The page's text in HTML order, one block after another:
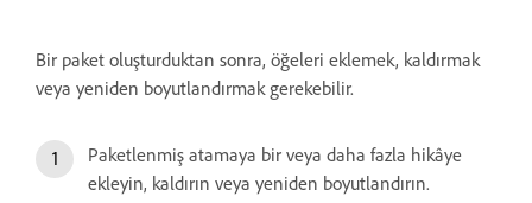
Bir paket oluşturduktan sonra, öğeleri eklemek, kaldırmak
veya yeniden boyutlandırmak gerekebilir.
Paketlenmiş atamaya bir veya daha fazla hikâye
ekleyin, kaldırın veya yeniden boyutlandırın.